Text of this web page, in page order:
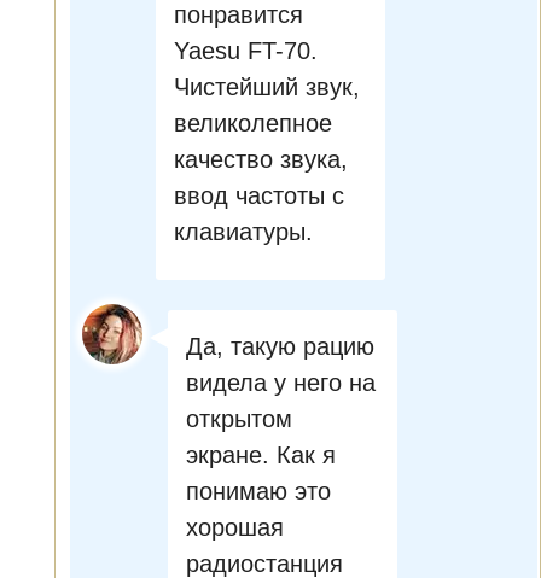
понравится
Yaesu FT-70.
Чистейший звук,
великолепное
качество звука,
ввод частоты с
клавиатуры.
Да, такую рацию
видела у него на
открытом
экране. Как я
понимаю это
хорошая
радиостанция